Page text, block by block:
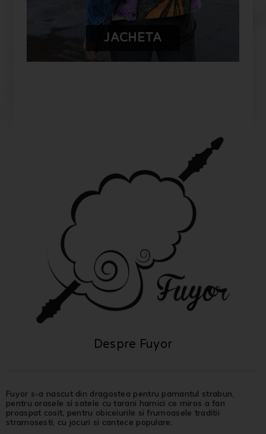
JACHETA
Despre Fuyor
Fuyor s-a nascut din dragostea pentru pamantul strabun,
pentru orasele si satele cu tarani harnici ce miros a fan
proaspat cosit, pentru obiceiurile si frumoasele traditii
stramosesti, cu jocuri si cantece populare.